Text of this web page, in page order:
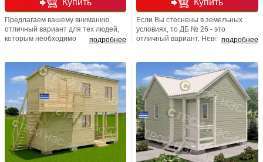
Купить
подробнее
Предлагаем вашему вниманию
отличный вариант для тех людей,
которым необходимо
2,3х6,0 (13,8м2) каждого этажа +
невероятно милая лестница с
лестничным маршем. По всем
показателям выходит то, что
данный проект удобен, уютен и
практичен.
Купить
подробнее
Если Вы стеснены в земельных
условиях, то ДБ № 26 - это
отличный вариант. Невероятно
на свои скромные размеры (4х4)
вместителен и удобен: в нём две
комнаты. На первом этаже комната
4х4. На втором этаже
располагается достаточно
просторная комната 3,5х4.